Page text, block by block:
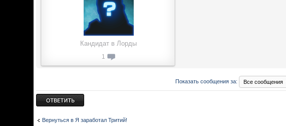
Кандидат в Лорды
1
Показать сообщения за:
Ответить
Вернуться в Я заработал Тритий!